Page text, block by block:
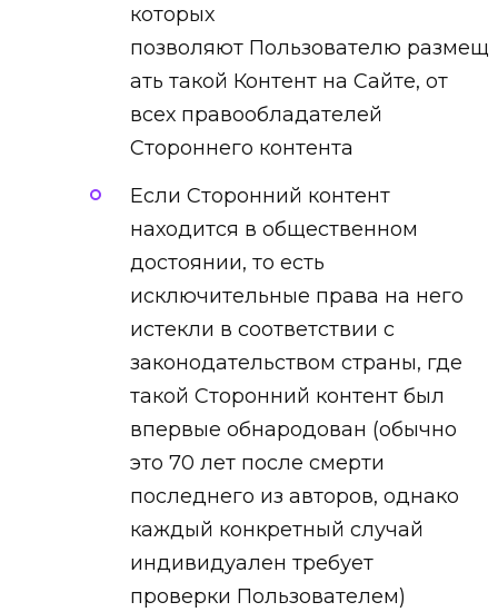
которых
позволяют Пользователю размещ
ать такой Контент на Сайте, от
всех правообладателей
Стороннего контента
Если Сторонний контент
находится в общественном
достоянии, то есть
исключительные права на него
истекли в соответствии с
законодательством страны, где
такой Сторонний контент был
впервые обнародован (обычно
это 70 лет после смерти
последнего из авторов, однако
каждый конкретный случай
индивидуален требует
проверки Пользователем)